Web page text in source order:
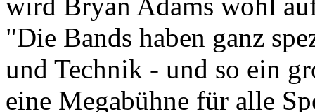
wird Bryan Adams wohl
"Die Bands haben ganz
und Technik - und so ein
eine Megabühne für alle